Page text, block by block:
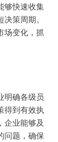
够快速收集
策周期。
场变化，抓
明确各级员
得到有效执
企业能够及
问题，确保